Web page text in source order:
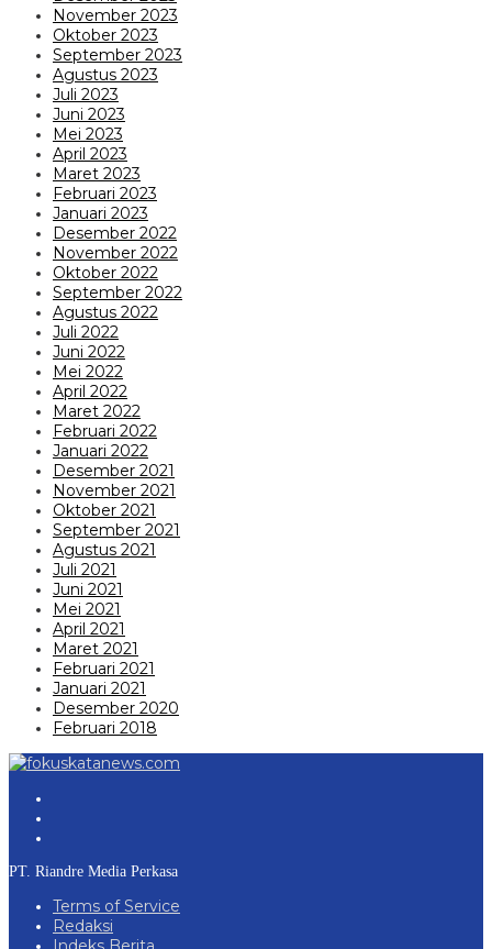
November 2023
Oktober 2023
September 2023
Agustus 2023
Juli 2023
Juni 2023
Mei 2023
April 2023
Maret 2023
Februari 2023
Januari 2023
Desember 2022
November 2022
Oktober 2022
September 2022
Agustus 2022
Juli 2022
Juni 2022
Mei 2022
April 2022
Maret 2022
Februari 2022
Januari 2022
Desember 2021
November 2021
Oktober 2021
September 2021
Agustus 2021
Juli 2021
Juni 2021
Mei 2021
April 2021
Maret 2021
Februari 2021
Januari 2021
Desember 2020
Februari 2018
PT. Riandre Media Perkasa
Terms of Service
Redaksi